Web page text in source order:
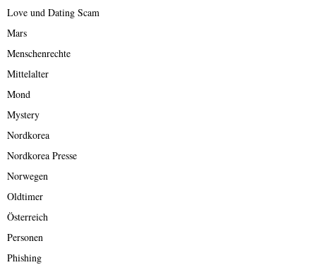
Love und Dating Scam
Mars
Menschenrechte
Mittelalter
Mond
Mystery
Nordkorea
Nordkorea Presse
Norwegen
Oldtimer
Österreich
Personen
Phishing